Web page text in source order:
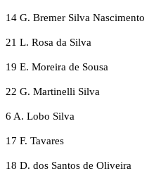
14 G. Bremer Silva Nascimento
21 L. Rosa da Silva
19 E. Moreira de Sousa
22 G. Martinelli Silva
6 A. Lobo Silva
17 F. Tavares
18 D. dos Santos de Oliveira